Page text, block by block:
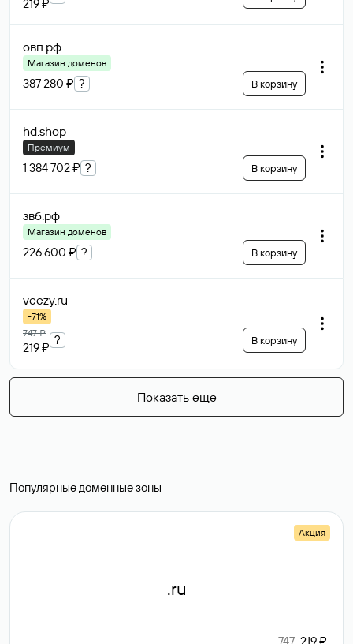
219 ₽
овп.рф
Магазин доменов
387 280 ₽ ? В корзину
hd.shop
Премиум
1 384 702 ₽ ? В корзину
звб.рф
Магазин доменов
226 600 ₽ ? В корзину
veezy.ru
-71%
747 ₽
219 ₽
? В корзину
Показать еще
Популярные доменные зоны
Акция
.ru